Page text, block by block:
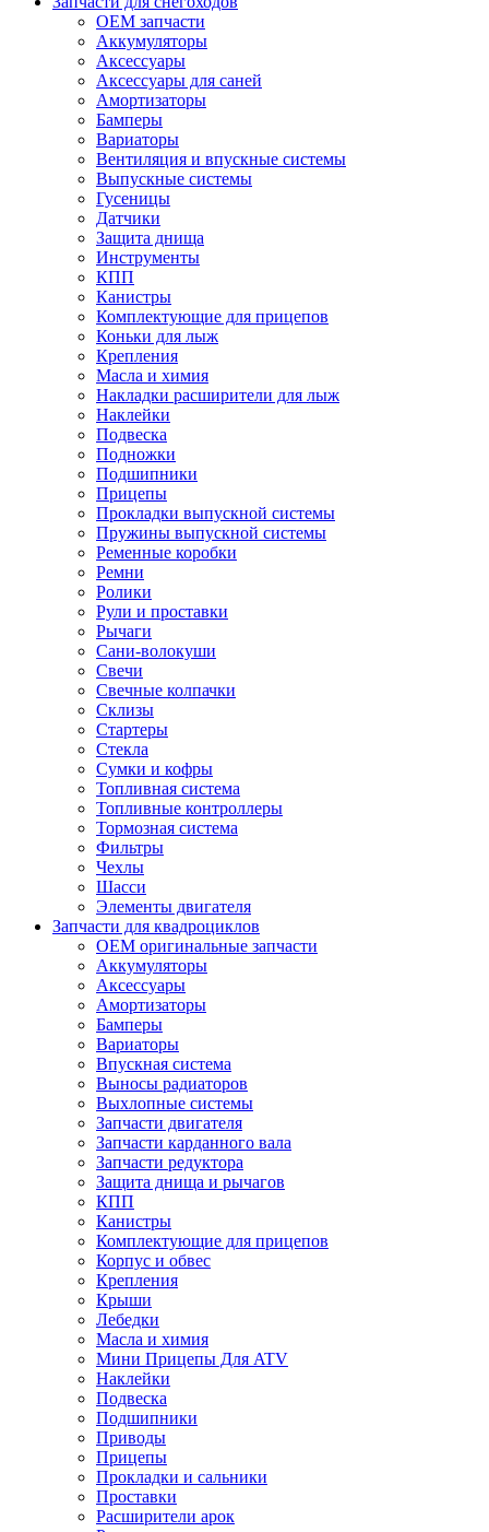
OEM запчасти
Аккумуляторы
Аксессуары
Аксессуары для саней
Амортизаторы
Бамперы
Вариаторы
Вентиляция и впускные системы
Выпускные системы
Гусеницы
Датчики
Защита днища
Инструменты
КПП
Канистры
Комплектующие для прицепов
Коньки для лыж
Крепления
Масла и химия
Накладки расширители для лыж
Наклейки
Подвеска
Подножки
Подшипники
Прицепы
Прокладки выпускной системы
Пружины выпускной системы
Ременные коробки
Ремни
Ролики
Рули и проставки
Рычаги
Сани-волокуши
Свечи
Свечные колпачки
Склизы
Стартеры
Стекла
Сумки и кофры
Топливная система
Топливные контроллеры
Тормозная система
Фильтры
Чехлы
Шасси
Элементы двигателя
Запчасти для квадроциклов
OEM оригинальные запчасти
Аккумуляторы
Аксессуары
Амортизаторы
Бамперы
Вариаторы
Впускная система
Выносы радиаторов
Выхлопные системы
Запчасти двигателя
Запчасти карданного вала
Запчасти редуктора
Защита днища и рычагов
КПП
Канистры
Комплектующие для прицепов
Корпус и обвес
Крепления
Крыши
Лебедки
Масла и химия
Мини Прицепы Для ATV
Наклейки
Подвеска
Подшипники
Приводы
Прицепы
Прокладки и сальники
Проставки
Расширители арок